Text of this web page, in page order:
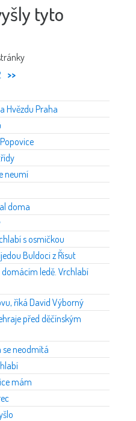
tyto
>>
Hvězdu Praha
neumí
doma
s osmičkou
Buldoci z Řisut
ledě. Vrchlabí
říká David Výborný
před děčínským
se neodmítá
mám